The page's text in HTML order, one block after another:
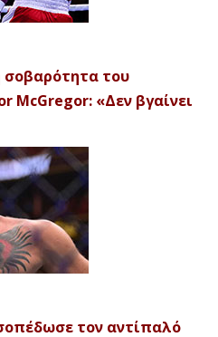
σοβαρότητα του
McGregor: «Δεν βγαίνει
τον αντίπαλό